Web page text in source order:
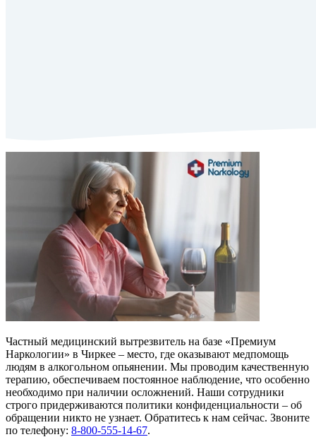
Частный медицинский вытрезвитель на базе «Премиум
Наркологии» в Чиркее – место, где оказывают медпомощь
людям в алкогольном опьянении. Мы проводим качественную
терапию, обеспечиваем постоянное наблюдение, что особенно
необходимо при наличии осложнений. Наши сотрудники
строго придерживаются политики конфиденциальности – об
обращении никто не узнает. Обратитесь к нам сейчас. Звоните
по телефону: 8-800-555-14-67.